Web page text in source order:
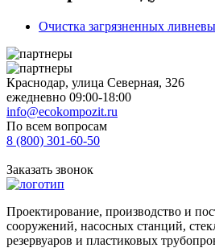
Очистка загрязненных
Краснодар, улица Северная, 326
ежедневно 09:00-18:00
info@ecokompozit.ru
По всем вопросам
8 (800) 301-60-50
Заказать звонок
Проектирование, производство и
сооружений, насосных станций,
резервуаров и пластиковых